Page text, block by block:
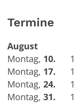
Termine
August
Montag, 10.
Montag, 17.
Montag, 24.
Montag, 31.